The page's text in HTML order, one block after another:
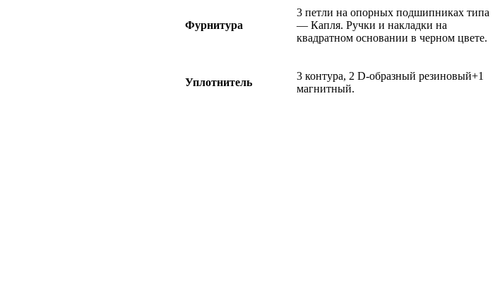
Фурнитура
3 петли на опорных подшипниках типа
— Капля. Ручки и накладки на
квадратном основании в черном цвете.
Уплотнитель
3 контура, 2 D-образный резиновый+1
магнитный.